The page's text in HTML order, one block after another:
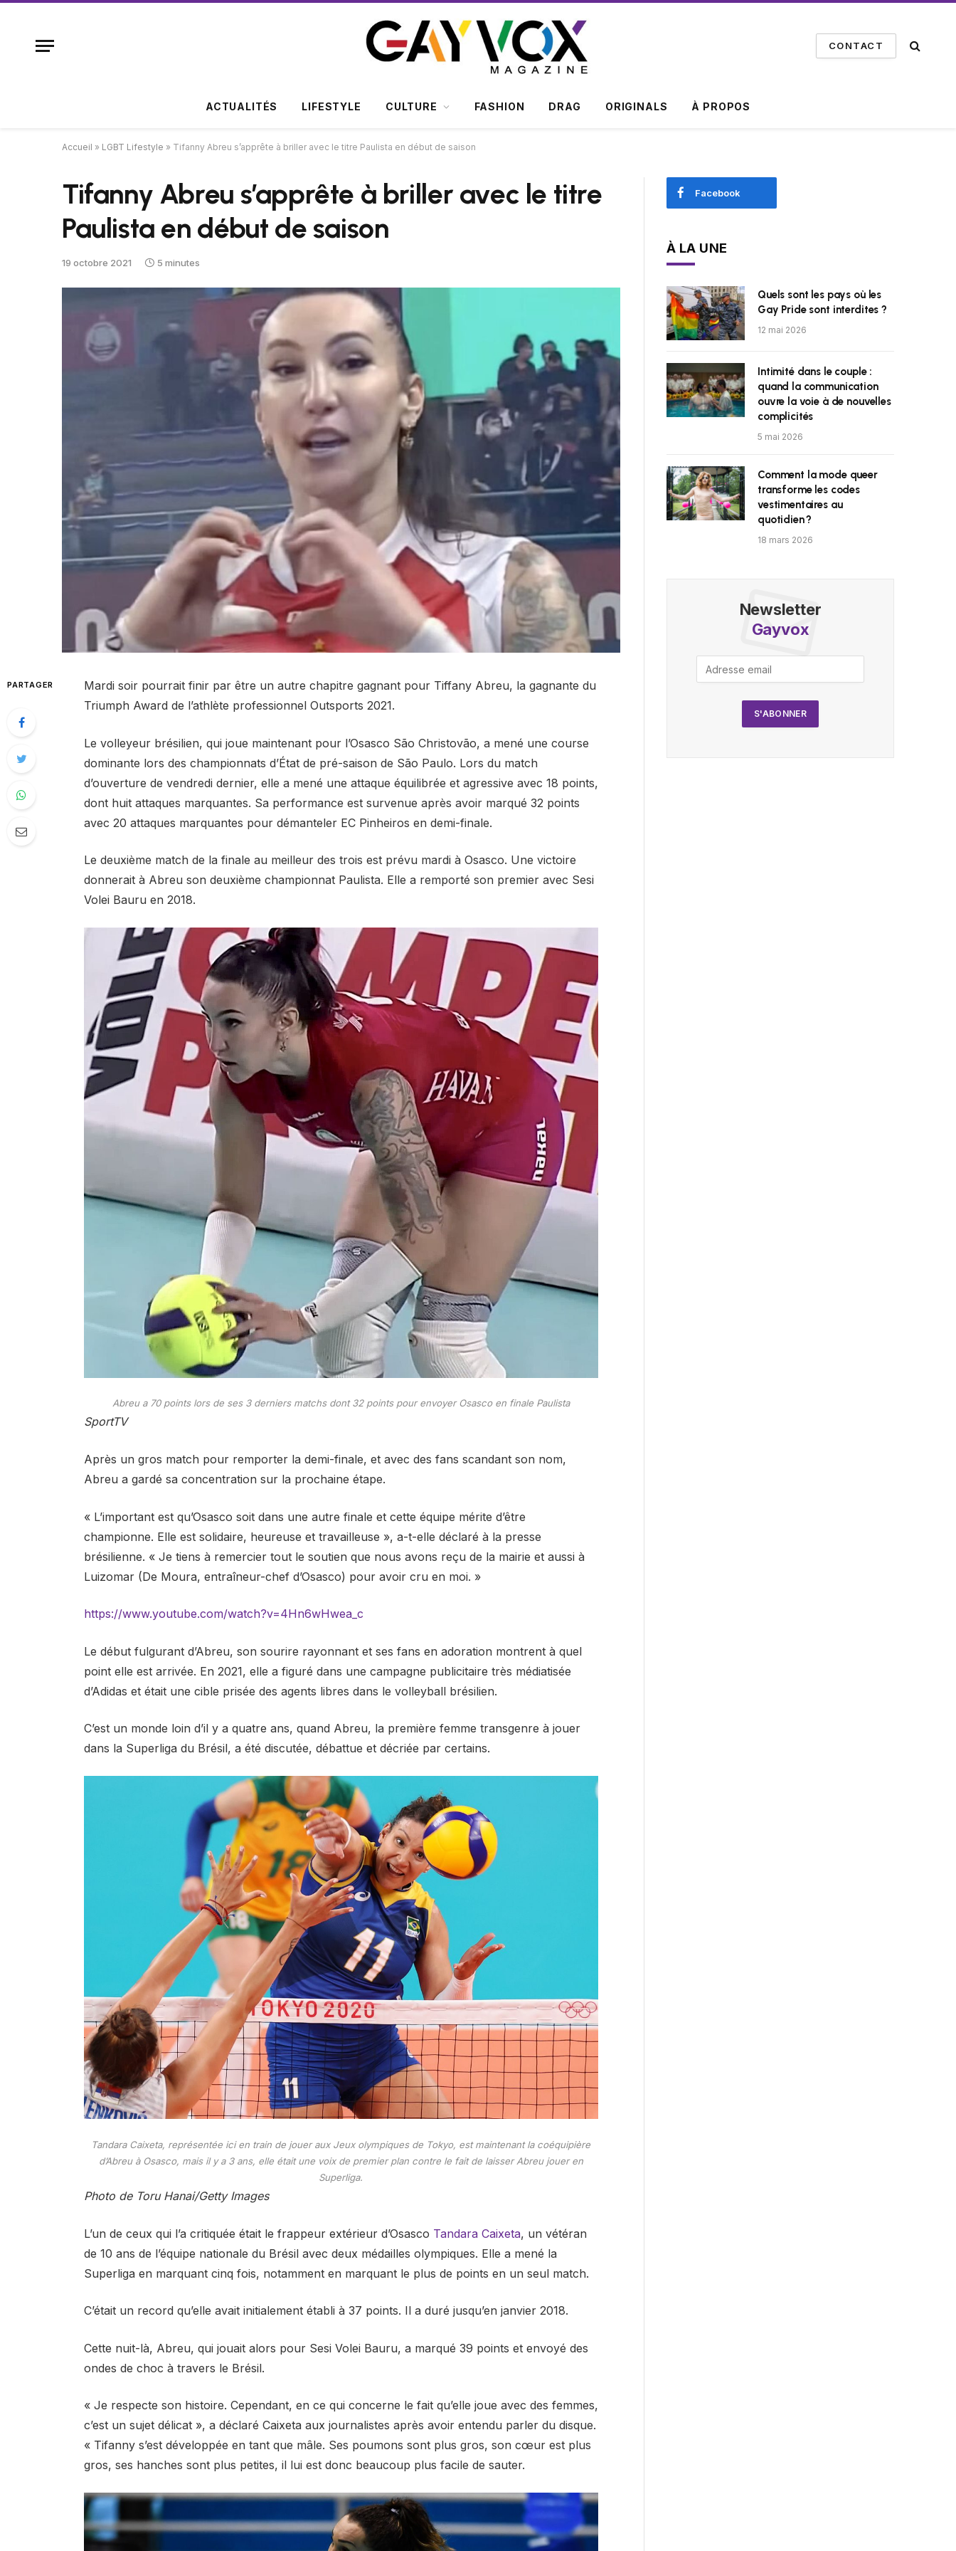
CONTACT
ACTUALITÉS LIFESTYLE CULTURE FASHION DRAG ORIGINALS À PROPOS
Accueil » LGBT Lifestyle » Tifanny Abreu s’apprête à briller avec le titre Paulista en début de saison
Tifanny Abreu s’apprête à briller avec le titre
Paulista en début de saison
19 octobre 2021 5 minutes
PARTAGER
Mardi soir pourrait finir par être un autre chapitre gagnant pour Tiffany Abreu, la gagnante du
Triumph Award de l’athlète professionnel Outsports 2021.
Le volleyeur brésilien, qui joue maintenant pour l’Osasco São Christovão, a mené une course
dominante lors des championnats d’État de pré-saison de São Paulo. Lors du match
d’ouverture de vendredi dernier, elle a mené une attaque équilibrée et agressive avec 18 points,
dont huit attaques marquantes. Sa performance est survenue après avoir marqué 32 points
avec 20 attaques marquantes pour démanteler EC Pinheiros en demi-finale.
Le deuxième match de la finale au meilleur des trois est prévu mardi à Osasco. Une victoire
donnerait à Abreu son deuxième championnat Paulista. Elle a remporté son premier avec Sesi
Volei Bauru en 2018.
Abreu a 70 points lors de ses 3 derniers matchs dont 32 points pour envoyer Osasco en finale Paulista
SportTV
Après un gros match pour remporter la demi-finale, et avec des fans scandant son nom,
Abreu a gardé sa concentration sur la prochaine étape.
« L’important est qu’Osasco soit dans une autre finale et cette équipe mérite d’être
championne. Elle est solidaire, heureuse et travailleuse », a-t-elle déclaré à la presse
brésilienne. « Je tiens à remercier tout le soutien que nous avons reçu de la mairie et aussi à
Luizomar (De Moura, entraîneur-chef d’Osasco) pour avoir cru en moi. »
https://www.youtube.com/watch?v=4Hn6wHwea_c
Le début fulgurant d’Abreu, son sourire rayonnant et ses fans en adoration montrent à quel
point elle est arrivée. En 2021, elle a figuré dans une campagne publicitaire très médiatisée
d’Adidas et était une cible prisée des agents libres dans le volleyball brésilien.
C’est un monde loin d’il y a quatre ans, quand Abreu, la première femme transgenre à jouer
dans la Superliga du Brésil, a été discutée, débattue et décriée par certains.
Tandara Caixeta, représentée ici en train de jouer aux Jeux olympiques de Tokyo, est maintenant la coéquipière
d’Abreu à Osasco, mais il y a 3 ans, elle était une voix de premier plan contre le fait de laisser Abreu jouer en
Superliga.
Photo de Toru Hanai/Getty Images
L’un de ceux qui l’a critiquée était le frappeur extérieur d’Osasco Tandara Caixeta, un vétéran
de 10 ans de l’équipe nationale du Brésil avec deux médailles olympiques. Elle a mené la
Superliga en marquant cinq fois, notamment en marquant le plus de points en un seul match.
C’était un record qu’elle avait initialement établi à 37 points. Il a duré jusqu’en janvier 2018.
Cette nuit-là, Abreu, qui jouait alors pour Sesi Volei Bauru, a marqué 39 points et envoyé des
ondes de choc à travers le Brésil.
« Je respecte son histoire. Cependant, en ce qui concerne le fait qu’elle joue avec des femmes,
c’est un sujet délicat », a déclaré Caixeta aux journalistes après avoir entendu parler du disque.
« Tifanny s’est développée en tant que mâle. Ses poumons sont plus gros, son cœur est plus
gros, ses hanches sont plus petites, il lui est donc beaucoup plus facile de sauter.
Facebook
À LA UNE
Quels sont les pays où les
Gay Pride sont interdites ?
12 mai 2026
Intimité dans le couple :
quand la communication
ouvre la voie à de nouvelles
complicités
5 mai 2026
Comment la mode queer
transforme les codes
vestimentaires au
quotidien ?
18 mars 2026
Newsletter
Gayvox